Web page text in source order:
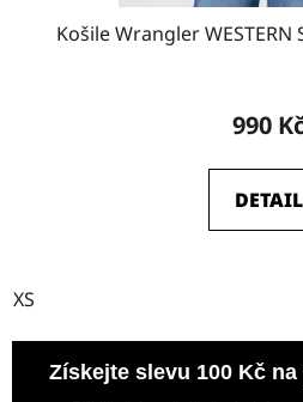
Košile Wrangler WESTERN
990
DETAIL
XS
Získejte slevu 100 Kč